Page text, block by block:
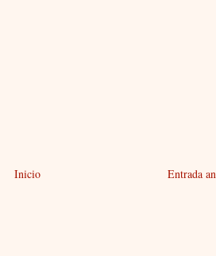
Entrada
Inicio